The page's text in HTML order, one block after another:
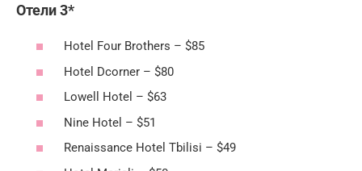
Отели 3*
Hotel Four Brothers – $85
Hotel Dcorner – $80
Lowell Hotel – $63
Nine Hotel – $51
Renaissance Hotel Tbilisi – $49